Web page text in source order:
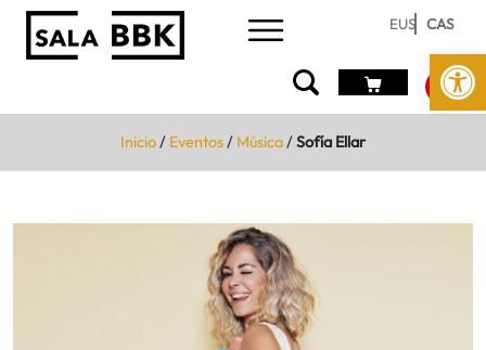
Abrir
EUS CAS
Inicio/ Eventos/ Música/Sofía Ellar